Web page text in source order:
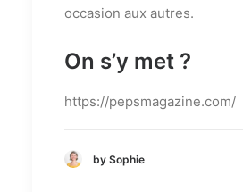
occasion aux autres.
On s’y met ?
https://pepsmagazine.com/
by Sophie